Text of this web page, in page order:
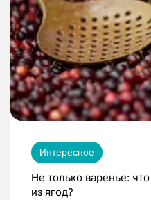
Интересное
Не только варенье:
из ягод?